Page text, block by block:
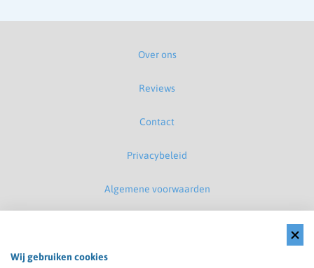
Over ons
Reviews
Contact
Privacybeleid
Algemene voorwaarden
Wij gebruiken cookies